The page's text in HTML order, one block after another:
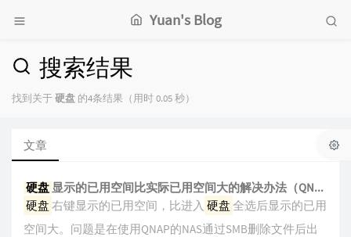
Yuan's Blog
搜索结果
找到关于硬盘 的4条结果（用时 0.05 秒）
文章
硬盘
显示的已用空间比实际已用空间大的解决办法（QNAP删除外接
硬盘 右键显示的已用空间，比进入 硬盘 全选后显示的已用
空间大。问题是在使用QNAP的NAS通过SMB删除文件后出